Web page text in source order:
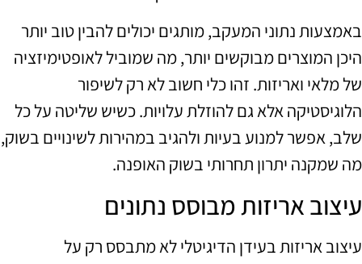
באמצעות נתוני המעקב, מותגים יכולים להבין טוב יותר
היכן המוצרים מבוקשים יותר, מה שמוביל לאופטימיזציה
של מלאי ואריזות. זהו כלי חשוב לא רק לשיפור
הלוגיסטיקה אלא גם להוזלת עלויות. כשיש שליטה על כל
שלב, אפשר למנוע בעיות ולהגיב במהירות לשינויים בשוק,
מה שמקנה יתרון תחרותי בשוק האופנה.
עיצוב אריזות מבוסס נתונים
עיצוב אריזות בעידן הדיגיטלי לא מתבסס רק על